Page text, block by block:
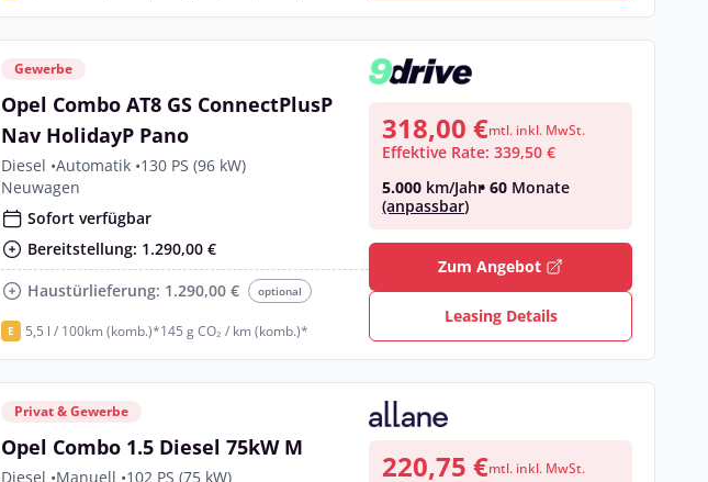
Gewerbe
Opel Combo AT8 GS ConnectPlusP
Nav HolidayP Pano
Diesel •Automatik •130 PS (96 kW)
Neuwagen
Sofort verfügbar
Bereitstellung: 1.290,00 €
Haustürlieferung: 1.290,00 €
optional
E 5,5 l / 100km (komb.)*145 g CO₂ / km (komb.)*
318,00 €mtl. inkl. MwSt.
Effektive Rate: 339,50 €
5.000 km/Jahr• 60 Monate
(anpassbar)
Zum Angebot
Leasing Details
Privat & Gewerbe
Opel Combo 1.5 Diesel 75kW M
Diesel •Manuell •102 PS (75 kW)
220,75 €mtl. inkl. MwSt.